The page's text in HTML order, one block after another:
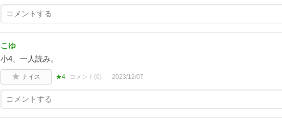
こゆ
小4、一人読み。
ナイス ★4 コメント(0) 2023/12/07